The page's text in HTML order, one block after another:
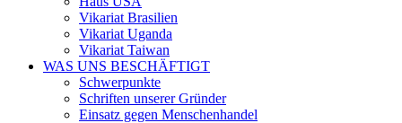
Vikariat Brasilien
Vikariat Uganda
Vikariat Taiwan
WAS UNS BESCHÄFTIGT
Schwerpunkte
Schriften unserer Gründer
Einsatz gegen Menschenhandel